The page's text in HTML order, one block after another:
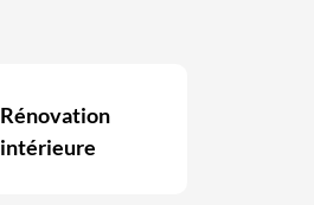
Rénovation
intérieure